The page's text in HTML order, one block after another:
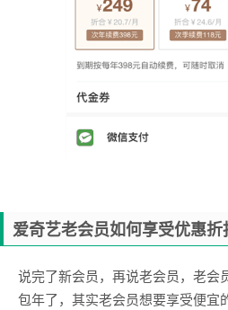
爱奇艺老会员如何享受优惠折
说完了新会员，再说老会员，老会
包年了，其实老会员想要享受便宜